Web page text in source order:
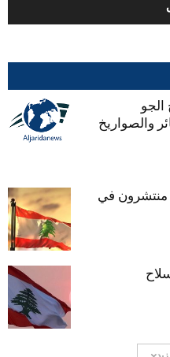
الجو
والصواريخ
في